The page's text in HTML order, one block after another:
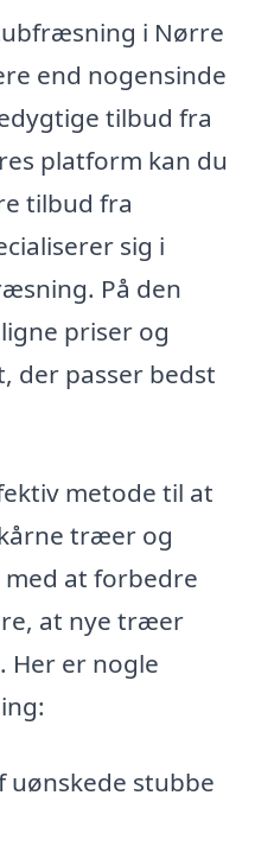
i Nørre
end nogensinde
tilbud fra
platform kan du
tilbud fra
sig i
På den
priser og
der passer bedst
metode til at
træer og
at forbedre
at nye træer
Her er nogle
uønskede stubbe